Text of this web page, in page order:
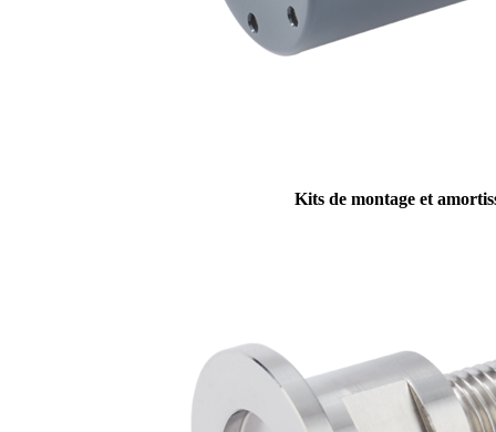
Kits de montage et